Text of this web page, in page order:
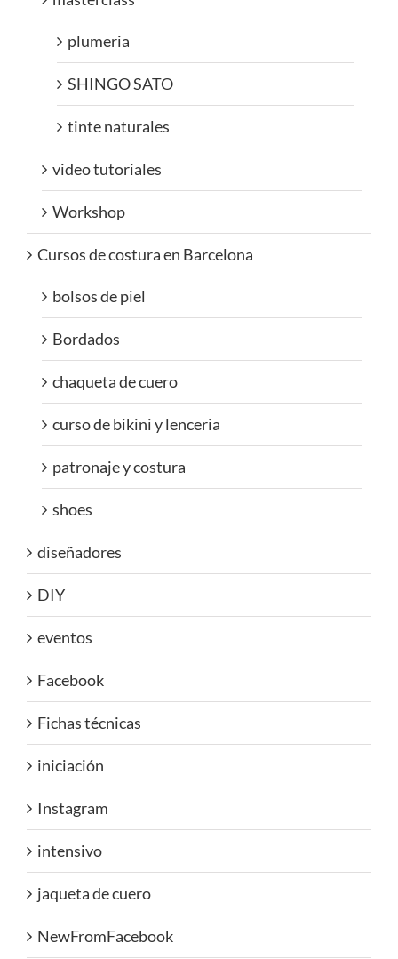
plumeria
SHINGO SATO
tinte naturales
video tutoriales
Workshop
Cursos de costura en Barcelona
bolsos de piel
Bordados
chaqueta de cuero
curso de bikini y lenceria
patronaje y costura
shoes
diseñadores
DIY
eventos
Facebook
Fichas técnicas
iniciación
Instagram
intensivo
jaqueta de cuero
NewFromFacebook